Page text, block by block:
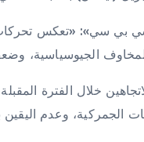
بي سي»: «تعكس تحركات
الجيوسياسية،
خلال الفترة المقبلة،
الجمركية، وعدم